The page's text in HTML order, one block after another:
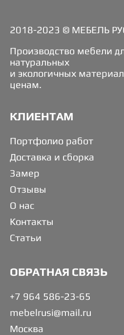
2018-2023 © МЕБЕЛЬ
Производство мебели
натуральных
и экологичных
ценам.
КЛИЕНТАМ
Портфолио работ
Доставка и сборка
Замер
Отзывы
О нас
Контакты
Статьи
ОБРАТНАЯ СВЯЗЬ
+7 964 586-23-65
mebelrusi@mail.ru
Москва